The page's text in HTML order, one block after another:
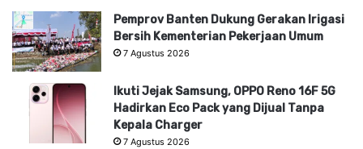
Pemprov Banten Dukung Gerakan Irigasi
Bersih Kementerian Pekerjaan Umum
7 Agustus 2026
Ikuti Jejak Samsung, OPPO Reno 16F 5G
Hadirkan Eco Pack yang Dijual Tanpa
Kepala Charger
7 Agustus 2026